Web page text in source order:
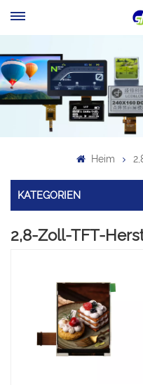
Heim
KATEGORIEN
2,8-Zoll-TFT-